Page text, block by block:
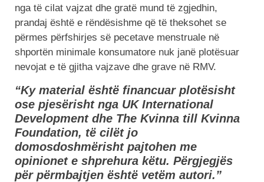
nga të cilat vajzat dhe gratë mund të zgjedhin,
prandaj është e rëndësishme që të theksohet se
përmes përfshirjes së pecetave menstruale në
shportën minimale konsumatore nuk janë plotësuar
nevojat e të gjitha vajzave dhe grave në RMV.
“Ky material është financuar plotësisht
ose pjesërisht nga UK International
Development dhe The Kvinna till Kvinna
Foundation, të cilët jo
domosdoshmërisht pajtohen me
opinionet e shprehura këtu. Përgjegjës
për përmbajtjen është vetëm autori.”